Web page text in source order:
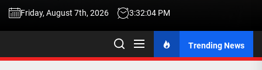
TALK
Friday, August 7th, 2026
3:32:05 PM
Trending News